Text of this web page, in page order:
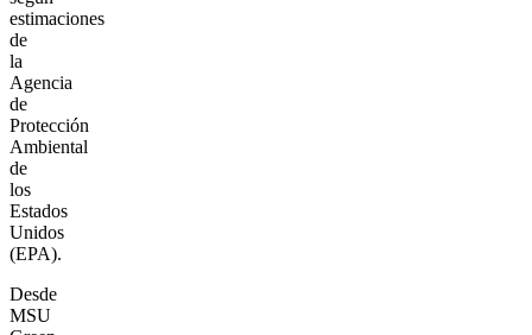
estimaciones
de
la
Agencia
de
Protección
Ambiental
de
los
Estados
Unidos
(EPA).
Desde
MSU